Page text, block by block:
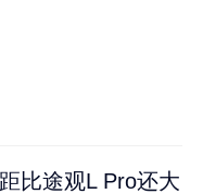
比途观L Pro还大